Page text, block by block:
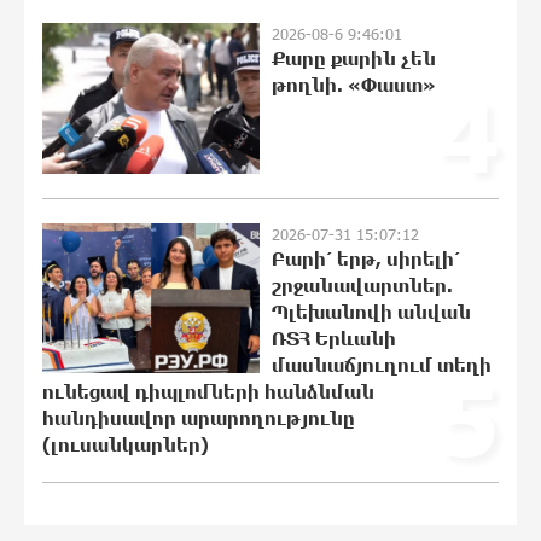
Ավետիք Չալաբյանին կալանավորել
են անօրինական հիմքերով. Անահիտ
Ադամյան
Ժողովո՛ւրդ, Սամվել Կարապետյանի,
սրբազանների կալանքը ապօրինի է
եղել. Արամ Վարդևանյան
Ամեն ընտրություններից հետո
իշխանական պատգամավորների
թիվը փոքրանում է, գնալով ավելի է
փոքրանալու. Նարեկ Կարապետյան
12:14:06 6-08-2026
2026-08-6 9:46:01
Քարը քարին չեն
թողնի. «Փաստ»
2026-07-31 15:07:12
Բարի՛ երթ, սիրելի՛
շրջանավարտներ.
Պլեխանովի անվան
ՌՏՀ Երևանի
մասնաճյուղում տեղի
ունեցավ դիպլոմների հանձնման
հանդիսավոր արարողությունը
(լուսանկարներ)